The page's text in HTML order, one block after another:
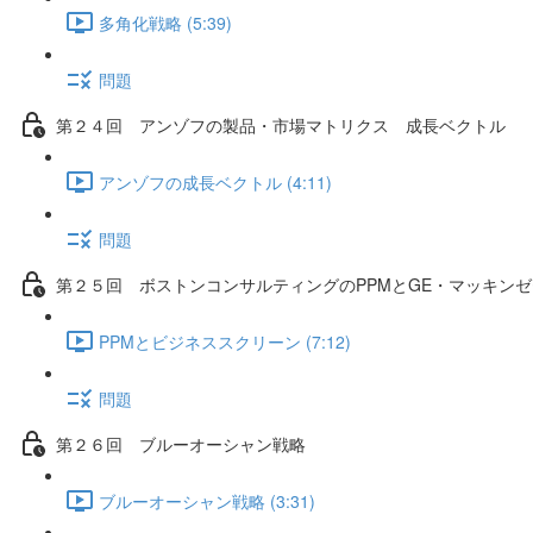
多角化戦略 (5:39)
問題
第２４回 アンゾフの製品・市場マトリクス 成長ベクトル
アンゾフの成長ベクトル (4:11)
問題
第２５回 ボストンコンサルティングのPPMとGE・マッキン
PPMとビジネススクリーン (7:12)
問題
第２６回 ブルーオーシャン戦略
ブルーオーシャン戦略 (3:31)